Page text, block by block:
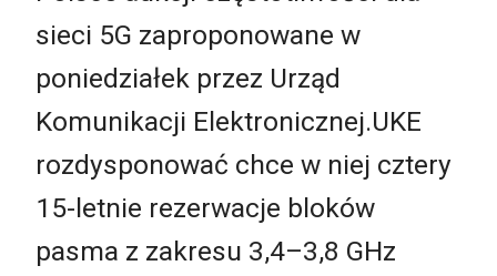
sieci 5G zaproponowane w
poniedziałek przez Urząd
Komunikacji Elektronicznej.UKE
rozdysponować chce w niej cztery
15-letnie rezerwacje bloków
pasma z zakresu 3,4–3,8 GHz